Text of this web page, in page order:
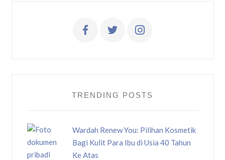
TRENDING POSTS
Wardah Renew You: Pilihan Kosmetik
Bagi Kulit Para Ibu di Usia 40 Tahun
Ke Atas